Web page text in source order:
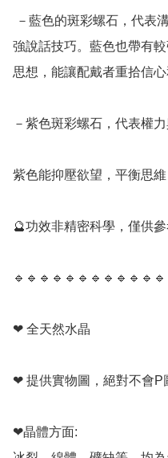
強說話技巧。藍色也帶有
思想，能讓配戴者重拾信心
－紫色斑彩螺石，代表權力
紫色能抑壓欲望，平衡思
🔮功效非精密科學，僅供參
❤ 全天然水晶
❤ 提供實物圖，絕對不會P
❤晶體方面: